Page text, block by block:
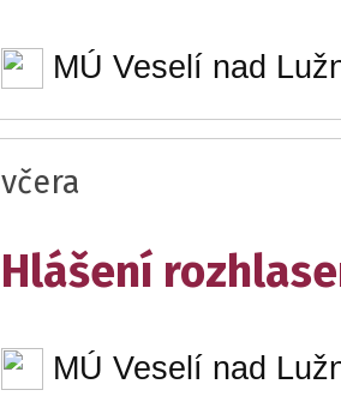
MÚ Veselí nad
včera
Hlášení
MÚ Veselí nad